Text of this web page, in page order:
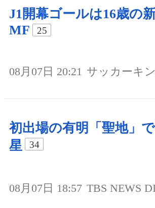
J1開幕ゴールは16歳の
MF
25
08月07日 20:21 サッカーキ
初出場の有明「聖地」
星
34
08月07日 18:57 TBS NEWS